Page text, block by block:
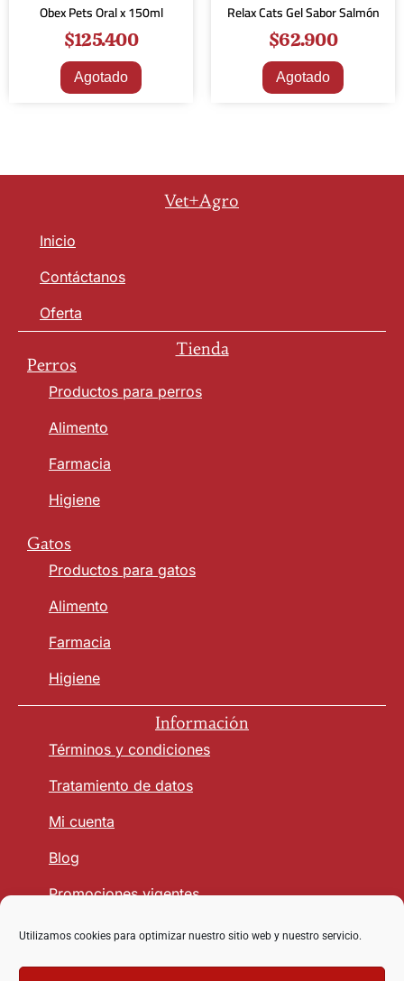
Utilizamos cookies para optimizar nuestro sitio web y nuestro servicio.
Obex Pets Oral x 150ml
$125.400
Agotado
Relax Cats Gel Sabor Salmón
$62.900
Agotado
Vet+Agro
Inicio
Contáctanos
Oferta
Tienda
Perros
Productos para perros
Alimento
Farmacia
Higiene
Gatos
Productos para gatos
Alimento
Farmacia
Higiene
Información
Términos y condiciones
Tratamiento de datos
Mi cuenta
Blog
Promociones vigentes
Seguridad y Confianza